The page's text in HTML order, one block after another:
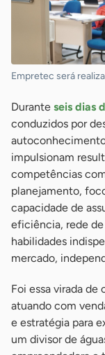
Empretec será
Durante seis dias
conduzidos por
impulsionam
competências
planejamento,
capacidade de
eficiência, rede
habilidades
mercado,
Foi essa virada de
atuando com
e estratégia para
um divisor de